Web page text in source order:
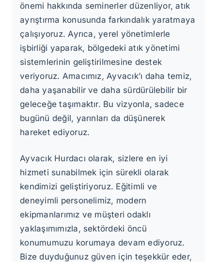
önemi hakkında seminerler düzenliyor, atık
ayrıştırma konusunda farkındalık yaratmaya
çalışıyoruz. Ayrıca, yerel yönetimlerle
işbirliği yaparak, bölgedeki atık yönetimi
sistemlerinin geliştirilmesine destek
veriyoruz. Amacımız, Ayvacık’ı daha temiz,
daha yaşanabilir ve daha sürdürülebilir bir
geleceğe taşımaktır. Bu vizyonla, sadece
bugünü değil, yarınları da düşünerek
hareket ediyoruz.
Ayvacık Hurdacı olarak, sizlere en iyi
hizmeti sunabilmek için sürekli olarak
kendimizi geliştiriyoruz. Eğitimli ve
deneyimli personelimiz, modern
ekipmanlarımız ve müşteri odaklı
yaklaşımımızla, sektördeki öncü
konumumuzu korumaya devam ediyoruz.
Bize duyduğunuz güven için teşekkür eder,